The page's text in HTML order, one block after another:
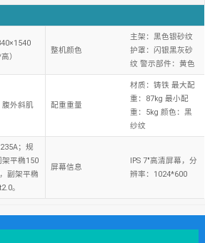
）
整机颜色
主架：黑色银砂纹
护罩：闪银黑灰砂
纹 警示部件：黄色
腹外斜肌 配重重量
材质：铸铁 最大配
重：87kg 最小配
重：5kg 颜色：黑
纱纹
；规
平椭150
副架平椭
。
屏幕信息
IPS 7"高清屏幕，分
辨率：1024*600